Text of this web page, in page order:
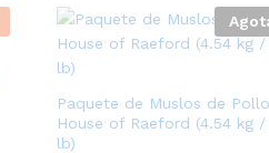
Paquete de Muslos de Pollo
House of Raeford (4.54 kg /
lb)